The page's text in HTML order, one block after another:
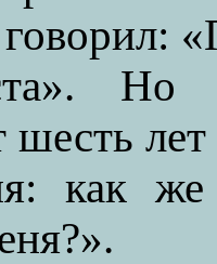
говорил:
Но
шесть
как